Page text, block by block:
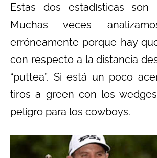
Estas dos estadísticas son
Muchas veces
erróneamente porque hay
con respecto a la distancia
“puttea”. Si está un poco
tiros a green con los
peligro para los cowboys.